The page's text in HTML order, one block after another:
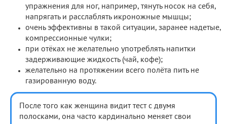
упражнения для ног, например, тянуть носок на себя,
напрягать и расслаблять икроножные мышцы;
очень эффективны в такой ситуации, заранее надетые,
компрессионные чулки;
при отёках не желательно употреблять напитки
задерживающие жидкость (чай, кофе);
желательно на протяжении всего полёта пить не
газированную воду.
После того как женщина видит тест с двумя
полосками, она часто кардинально меняет свои